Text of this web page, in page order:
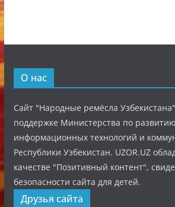
О нас
Сайт "Народные ремёсла
поддержке Министерства по развитию
информационных технологий и
Республики Узбекистан. UZOR.UZ
качестве "Позитивный контент",
безопасности сайта для детей.
Друзья сайта